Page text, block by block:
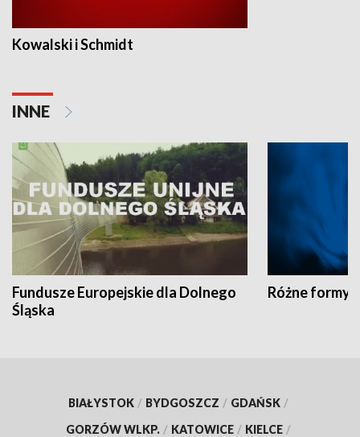
Kowalski i Schmidt
INNE
Fundusze Europejskie dla Dolnego
Śląska
Różne formy
BIAŁYSTOK / BYDGOSZCZ / GDAŃSK /
GORZÓW WLKP. / KATOWICE / KIELCE /